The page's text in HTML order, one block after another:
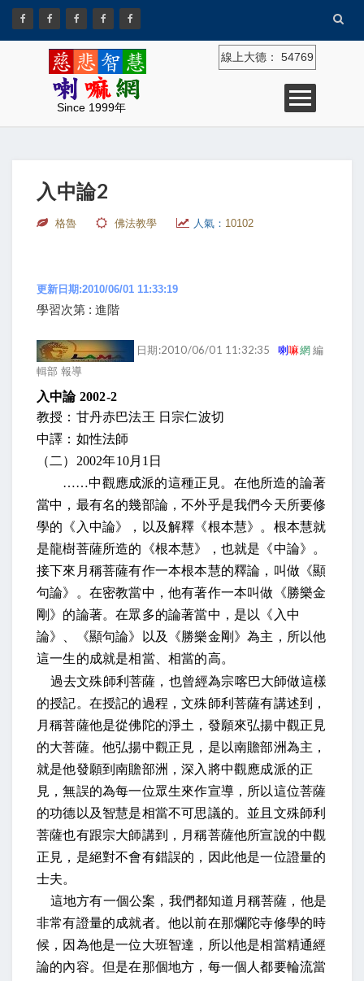
Since 1999年
線上大德： 54769
入中論2
格魯 佛法教學 人氣： 10102
更新日期:2010/06/01 11:33:19
學習次第 : 進階
日期:2010/06/01 11:32:35喇嘛網編
輯部 報導
入中論2002-2
教授：甘丹赤巴法王 日宗仁波切
中譯：如性法師
（二） 2002年10月 1 日
……中觀應成派的這種正見。在他所造的論著
當中，最有名的幾部論，不外乎是我們今天所要修
學的《入中論》，以及解釋《根本慧》。根本慧就
是龍樹菩薩所造的《根本慧》，也就是《中論》。
接下來月稱菩薩有作一本根本慧的釋論，叫做《顯
句論》。在密教當中，他有著作一本叫做《勝樂金
剛》的論著。在眾多的論著當中，是以《入中
論》、《顯句論》以及《勝樂金剛》為主，所以他
這一生的成就是相當、相當的高。
過去文殊師利菩薩，也曾經為宗喀巴大師做這樣
的授記。在授記的過程，文殊師利菩薩有講述到，
月稱菩薩他是從佛陀的淨土，發願來弘揚中觀正見
的大菩薩。他弘揚中觀正見，是以南贍部洲為主，
就是他發願到南贍部洲，深入將中觀應成派的正
見，無誤的為每一位眾生來作宣導，所以這位菩薩
的功德以及智慧是相當不可思議的。並且文殊師利
菩薩也有跟宗大師講到，月稱菩薩他所宣說的中觀
正見，是絕對不會有錯誤的，因此他是一位證量的
士夫。
這地方有一個公案，我們都知道月稱菩薩，他是
非常有證量的成就者。他以前在那爛陀寺修學的時
候，因為他是一位大班智達，所以他是相當精通經
論的內容。但是在那個地方，每一個人都要輪流當